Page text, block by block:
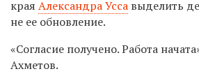
края Александра Усса выделить
не ее обновление.
«Согласие получено. Работа
Ахметов.